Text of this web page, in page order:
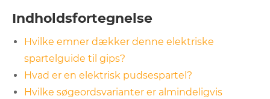
Indholdsfortegnelse
Hvilke emner dækker denne elektriske
spartelguide til gips?
Hvad er en elektrisk pudsespartel?
Hvilke søgeordsvarianter er almindeligvis